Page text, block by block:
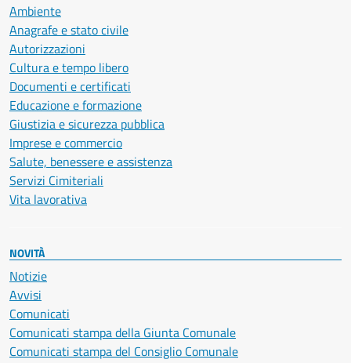
Ambiente
Anagrafe e stato civile
Autorizzazioni
Cultura e tempo libero
Documenti e certificati
Educazione e formazione
Giustizia e sicurezza pubblica
Imprese e commercio
Salute, benessere e assistenza
Servizi Cimiteriali
Vita lavorativa
NOVITÀ
Notizie
Avvisi
Comunicati
Comunicati stampa della Giunta Comunale
Comunicati stampa del Consiglio Comunale